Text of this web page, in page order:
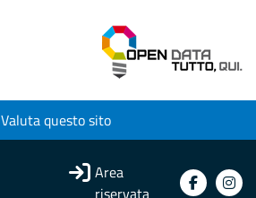
Valuta questo sito
Area
riservata